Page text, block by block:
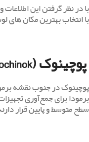
با در نظر گرفتن این
با انتخاب بهترین مکان های
پوچینوک (Pochinok)
پوچینوک در جنوب نقشه
برمودا برای جمع‌آوری
سطح متوسط و پایین قرار